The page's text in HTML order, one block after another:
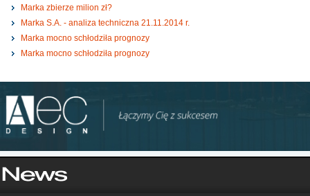
Marka zbierze milion zł?
Marka S.A. - analiza techniczna 21.11.2014 r.
Marka mocno schłodziła prognozy
Marka mocno schłodziła prognozy